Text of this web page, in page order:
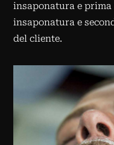
insaponatura e
insaponatura e
del cliente.